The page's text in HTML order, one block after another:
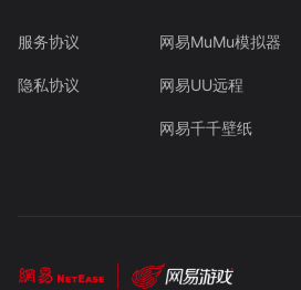
服务协议
隐私协议
网易MuMu模拟器
网易UU远程
网易千千壁纸